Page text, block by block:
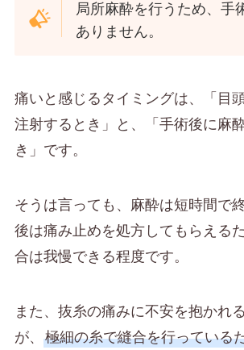
局所麻酔を行うため、手
ありません。
痛いと感じるタイミングは、「目
注射するとき」と、「手術後に麻
き」です。
そうは言っても、麻酔は短時間で
後は痛み止めを処方してもらえる
合は我慢できる程度です。
また、抜糸の痛みに不安を抱かれ
が、 極細の糸で縫合を行っている